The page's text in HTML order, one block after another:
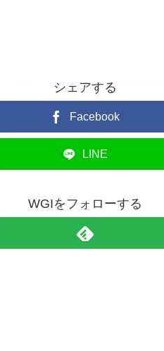
シェアする
Facebook
LINE
WGIをフォローする